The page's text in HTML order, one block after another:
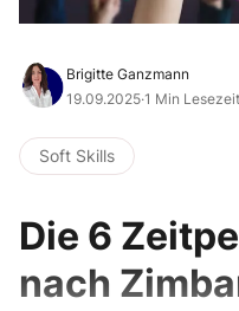
Brigitte Ganzmann
19.09.2025·1 Min Lesezeit
Soft Skills
Die 6
nach